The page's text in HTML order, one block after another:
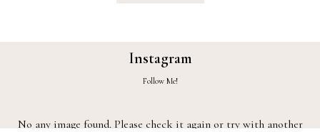
Instagram
Follow Me!
No any image found. Please check it again or try with another